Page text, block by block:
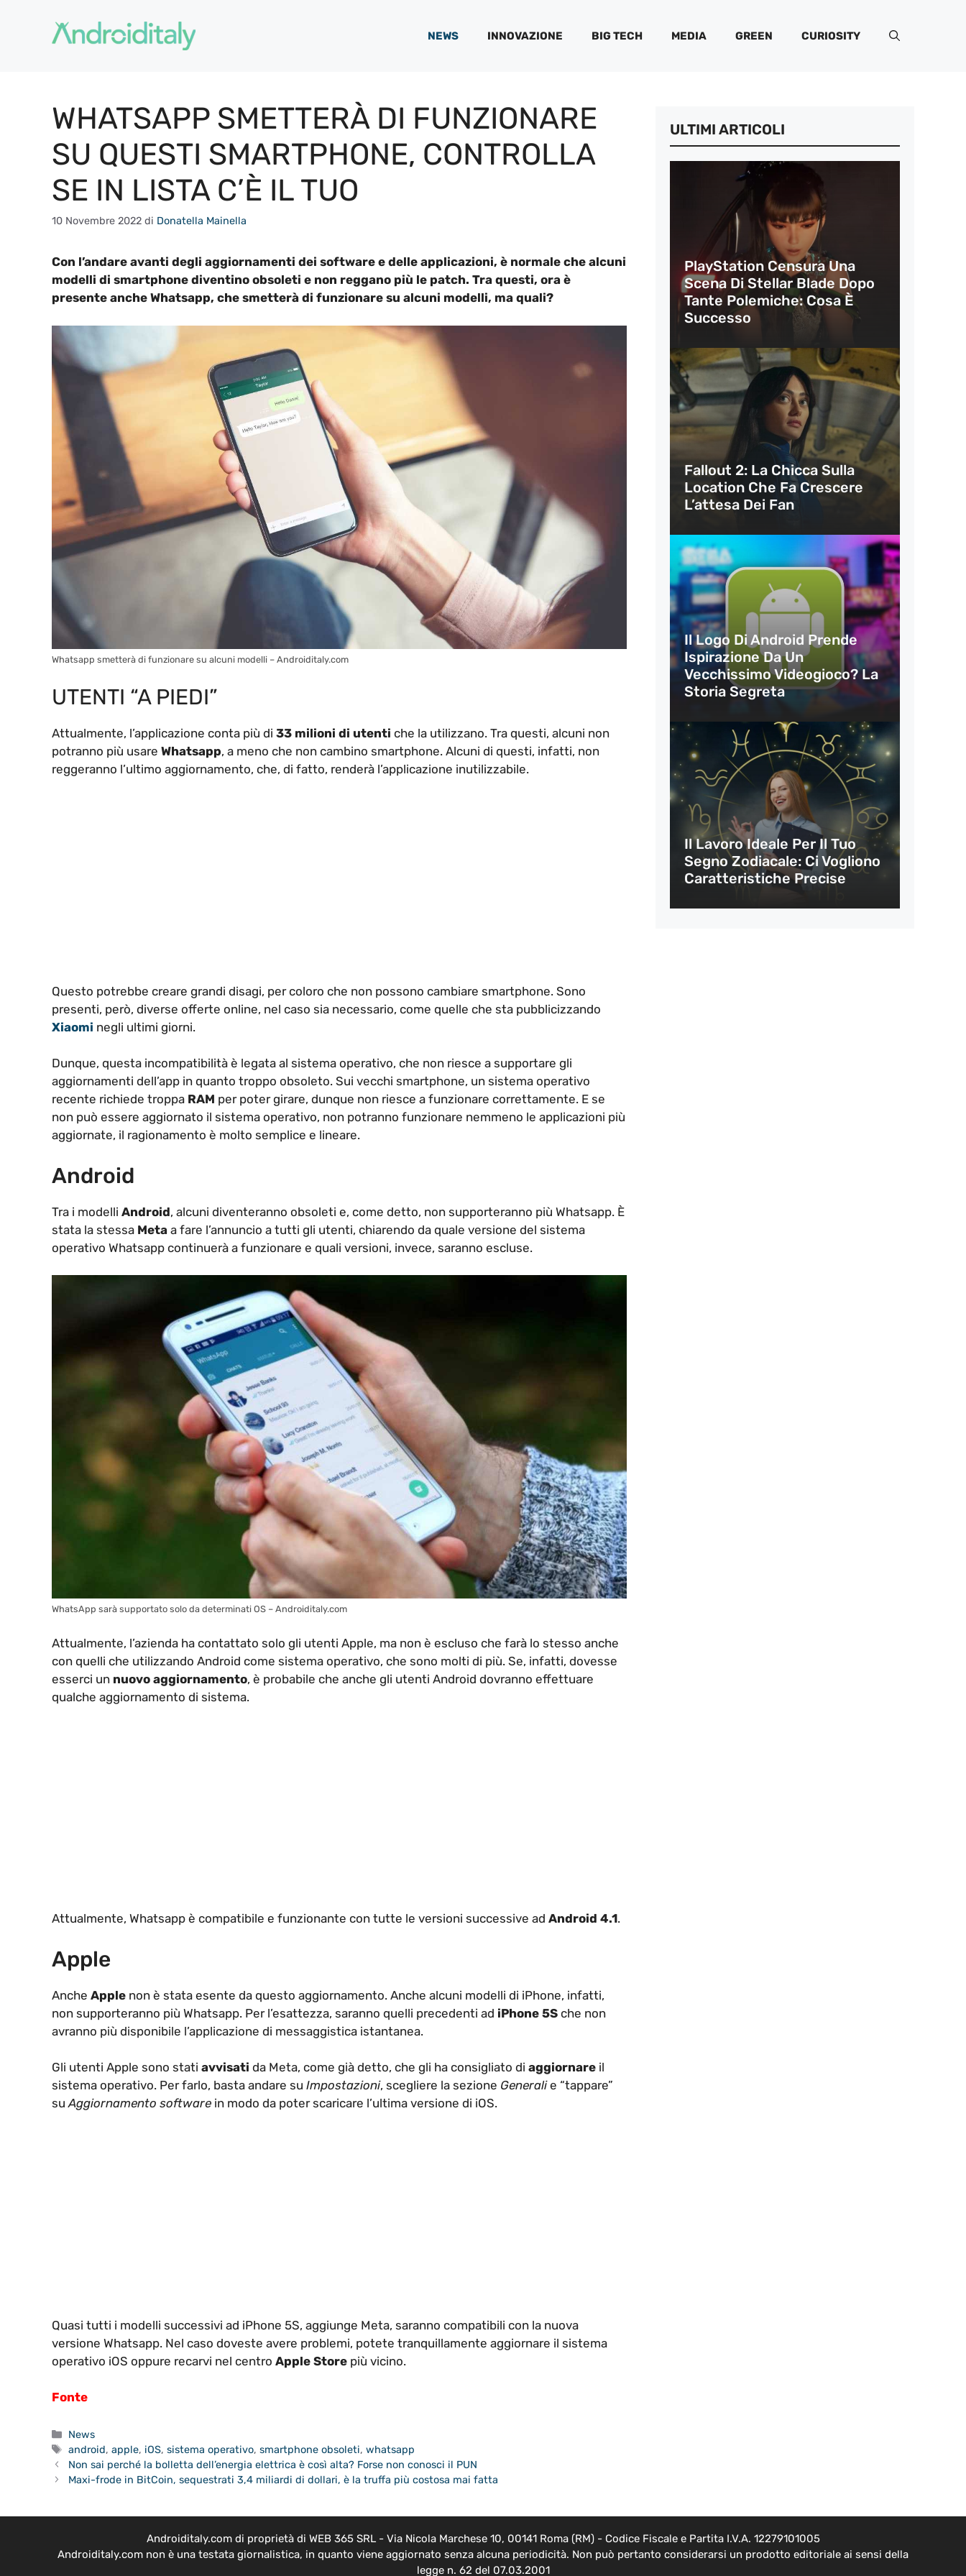
contenuto
NEWS INNOVAZIONE BIG TECH MEDIA GREEN CURIOSITY
WHATSAPP SMETTERÀ DI FUNZIONARE
SU QUESTI SMARTPHONE, CONTROLLA
SE IN LISTA C’È IL TUO
10 Novembre 2022 di Donatella Mainella
Con l’andare avanti degli aggiornamenti dei software e delle applicazioni, è normale che alcuni
modelli di smartphone diventino obsoleti e non reggano più le patch. Tra questi, ora è
presente anche Whatsapp, che smetterà di funzionare su alcuni modelli, ma quali?
Whatsapp smetterà di funzionare su alcuni modelli – Androiditaly.com
UTENTI “A PIEDI”
Attualmente, l’applicazione conta più di 33 milioni di utenti che la utilizzano. Tra questi, alcuni non
potranno più usare Whatsapp, a meno che non cambino smartphone. Alcuni di questi, infatti, non
reggeranno l’ultimo aggiornamento, che, di fatto, renderà l’applicazione inutilizzabile.
Questo potrebbe creare grandi disagi, per coloro che non possono cambiare smartphone. Sono
presenti, però, diverse offerte online, nel caso sia necessario, come quelle che sta pubblicizzando
Xiaomi negli ultimi giorni.
Dunque, questa incompatibilità è legata al sistema operativo, che non riesce a supportare gli
aggiornamenti dell’app in quanto troppo obsoleto. Sui vecchi smartphone, un sistema operativo
recente richiede troppa RAM per poter girare, dunque non riesce a funzionare correttamente. E se
non può essere aggiornato il sistema operativo, non potranno funzionare nemmeno le applicazioni più
aggiornate, il ragionamento è molto semplice e lineare.
Android
Tra i modelli Android, alcuni diventeranno obsoleti e, come detto, non supporteranno più Whatsapp. È
stata la stessa Meta a fare l’annuncio a tutti gli utenti, chiarendo da quale versione del sistema
operativo Whatsapp continuerà a funzionare e quali versioni, invece, saranno escluse.
WhatsApp sarà supportato solo da determinati OS – Androiditaly.com
Attualmente, l’azienda ha contattato solo gli utenti Apple, ma non è escluso che farà lo stesso anche
con quelli che utilizzando Android come sistema operativo, che sono molti di più. Se, infatti, dovesse
esserci un nuovo aggiornamento, è probabile che anche gli utenti Android dovranno effettuare
qualche aggiornamento di sistema.
Attualmente, Whatsapp è compatibile e funzionante con tutte le versioni successive ad Android 4.1.
Apple
Anche Apple non è stata esente da questo aggiornamento. Anche alcuni modelli di iPhone, infatti,
non supporteranno più Whatsapp. Per l’esattezza, saranno quelli precedenti ad iPhone 5S che non
avranno più disponibile l’applicazione di messaggistica istantanea.
Gli utenti Apple sono stati avvisati da Meta, come già detto, che gli ha consigliato di aggiornare il
sistema operativo. Per farlo, basta andare su Impostazioni, scegliere la sezione Generalie “tappare”
suAggiornamento software in modo da poter scaricare l’ultima versione di iOS.
Quasi tutti i modelli successivi ad iPhone 5S, aggiunge Meta, saranno compatibili con la nuova
versione Whatsapp. Nel caso doveste avere problemi, potete tranquillamente aggiornare il sistema
operativo iOS oppure recarvi nel centro Apple Store più vicino.
Fonte
Categorie
News
Tag
android,apple, iOS,sistema operativo,smartphone obsoleti,whatsapp
Non sai perché la bolletta dell’energia elettrica è così alta? Forse non conosci il PUN
Maxi-frode in BitCoin, sequestrati 3,4 miliardi di dollari, è la truffa più costosa mai fatta
ULTIMI ARTICOLI
PlayStation Censura Una
Scena Di Stellar Blade Dopo
Tante Polemiche: Cosa È
Successo
Fallout 2: La Chicca Sulla
Location Che Fa Crescere
L’attesa Dei Fan
Il Logo Di Android Prende
Ispirazione Da Un
Vecchissimo Videogioco? La
Storia Segreta
Il Lavoro Ideale Per Il Tuo
Segno Zodiacale: Ci Vogliono
Caratteristiche Precise
Androiditaly.com di proprietà di WEB 365 SRL - Via Nicola Marchese 10, 00141 Roma (RM) - Codice Fiscale e Partita I.V.A. 12279101005
Androiditaly.com non è una testata giornalistica, in quanto viene aggiornato senza alcuna periodicità. Non può pertanto considerarsi un prodotto editoriale ai sensi della
legge n. 62 del 07.03.2001